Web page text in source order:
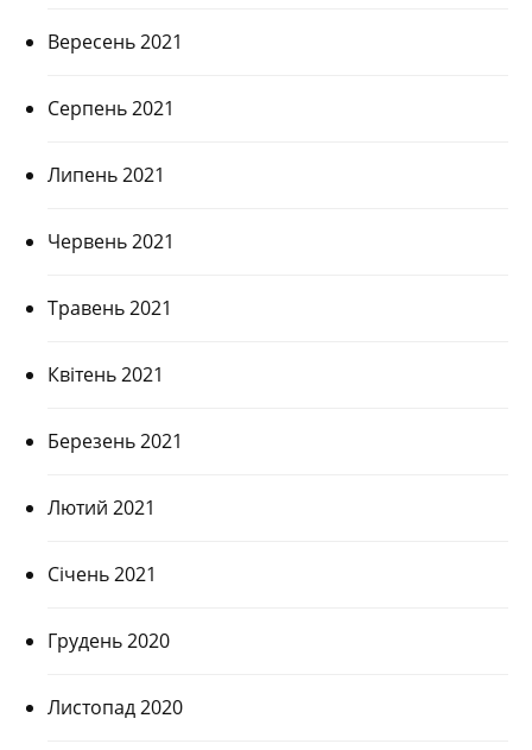
Вересень 2021
Серпень 2021
Липень 2021
Червень 2021
Травень 2021
Квітень 2021
Березень 2021
Лютий 2021
Січень 2021
Грудень 2020
Листопад 2020